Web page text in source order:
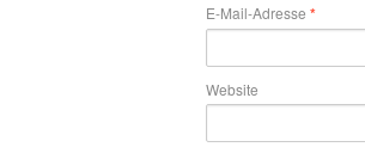
E-Mail-Adresse *
Website